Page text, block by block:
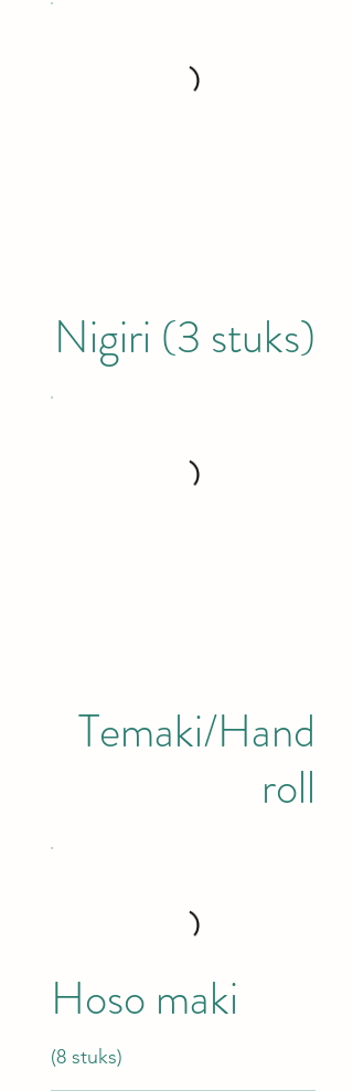
Nigiri (3 stuks)
Temaki/Hand
roll
Hoso maki
(8 stuks)